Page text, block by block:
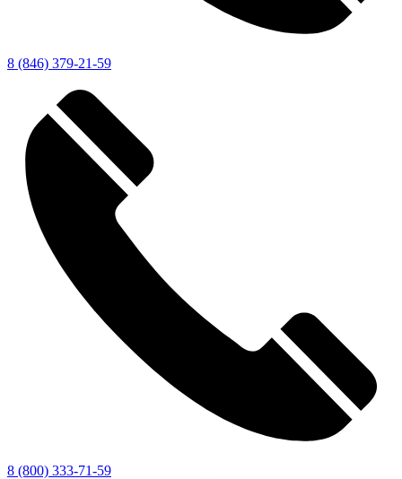
8 (846) 379-21-59
8 (800) 333-71-59